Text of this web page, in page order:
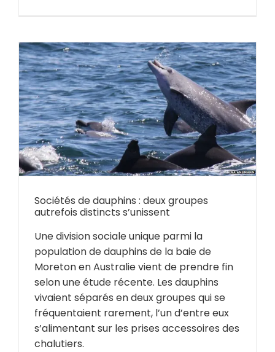
Sociétés de dauphins : deux groupes
autrefois distincts s’unissent
Une division sociale unique parmi la
population de dauphins de la baie de
Moreton en Australie vient de prendre fin
selon une étude récente. Les dauphins
vivaient séparés en deux groupes qui se
fréquentaient rarement, l’un d’entre eux
s’alimentant sur les prises accessoires des
chalutiers.